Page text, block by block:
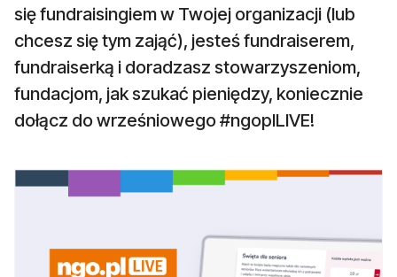
się fundraisingiem w Twojej organizacji (lub
chcesz się tym zająć), jesteś fundraiserem,
fundraiserką i doradzasz stowarzyszeniom,
fundacjom, jak szukać pieniędzy, koniecznie
dołącz do wrześniowego #ngoplLIVE!